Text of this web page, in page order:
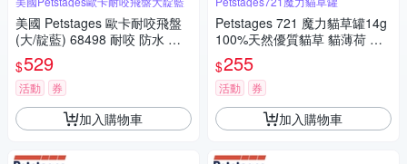
美國 Petstages 歐卡耐咬飛盤
(大/靛藍) 68498 耐咬 防水 狗
玩具 安全 寵物玩具
$529
活動 券
加入購物車
Petstages 721 魔力貓草罐14g
100%天然優質貓草 貓薄荷 延
長貓草香味 寵物玩具 陪伴玩具
抗憂鬱玩具
$255
活動 券
加入購物車